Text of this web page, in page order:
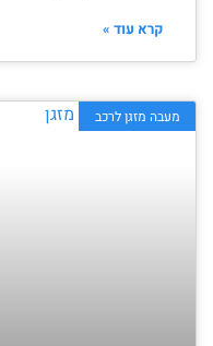
קרא עוד »
מעבה מזגן לרכב